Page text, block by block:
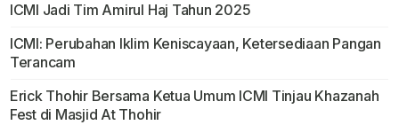
ICMI Jadi Tim Amirul Haj Tahun 2025
ICMI: Perubahan Iklim Keniscayaan, Ketersediaan Pangan
Terancam
Erick Thohir Bersama Ketua Umum ICMI Tinjau Khazanah
Fest di Masjid At Thohir